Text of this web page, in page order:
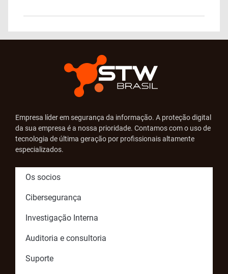
Empresa líder em segurança da informação. A proteção digital
da sua empresa é a nossa prioridade. Contamos com o uso de
tecnologia de última geração por profissionais altamente
especializados.
Os socios
Cibersegurança
Investigação Interna
Auditoria e consultoria
Suporte